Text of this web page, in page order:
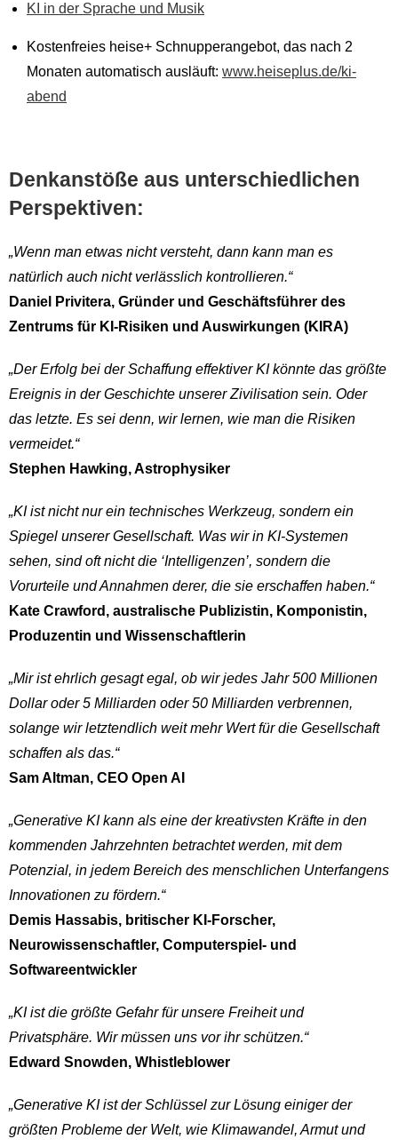
KI in der Sprache und Musik
Kostenfreies heise+ Schnupperangebot, das nach 2
Monaten automatisch ausläuft: www.heiseplus.de/ki-
abend
Denkanstöße aus unterschiedlichen
Perspektiven:
„Wenn man etwas nicht versteht, dann kann man es
natürlich auch nicht verlässlich kontrollieren.“
Daniel Privitera, Gründer und Geschäftsführer des
Zentrums für KI-Risiken und Auswirkungen (KIRA)
„Der Erfolg bei der Schaffung effektiver KI könnte das größte
Ereignis in der Geschichte unserer Zivilisation sein. Oder
das letzte. Es sei denn, wir lernen, wie man die Risiken
vermeidet.“
Stephen Hawking, Astrophysiker
„KI ist nicht nur ein technisches Werkzeug, sondern ein
Spiegel unserer Gesellschaft. Was wir in KI-Systemen
sehen, sind oft nicht die ‘Intelligenzen’, sondern die
Vorurteile und Annahmen derer, die sie erschaffen haben.“
Kate Crawford, australische Publizistin, Komponistin,
Produzentin und Wissenschaftlerin
„Mir ist ehrlich gesagt egal, ob wir jedes Jahr 500 Millionen
Dollar oder 5 Milliarden oder 50 Milliarden verbrennen,
solange wir letztendlich weit mehr Wert für die Gesellschaft
schaffen als das.“
Sam Altman, CEO Open AI
„Generative KI kann als eine der kreativsten Kräfte in den
kommenden Jahrzehnten betrachtet werden, mit dem
Potenzial, in jedem Bereich des menschlichen Unterfangens
Innovationen zu fördern.“
Demis Hassabis, britischer KI-Forscher,
Neurowissenschaftler, Computerspiel- und
Softwareentwickler
„KI ist die größte Gefahr für unsere Freiheit und
Privatsphäre. Wir müssen uns vor ihr schützen.“
Edward Snowden, Whistleblower
„Generative KI ist der Schlüssel zur Lösung einiger der
größten Probleme der Welt, wie Klimawandel, Armut und